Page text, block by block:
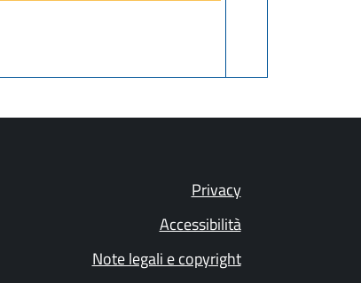
Privacy
Accessibilità
Note legali e copyright